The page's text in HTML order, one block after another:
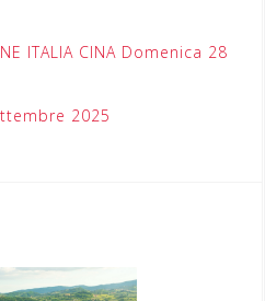
ITALIA CINA Domenica 28
2025